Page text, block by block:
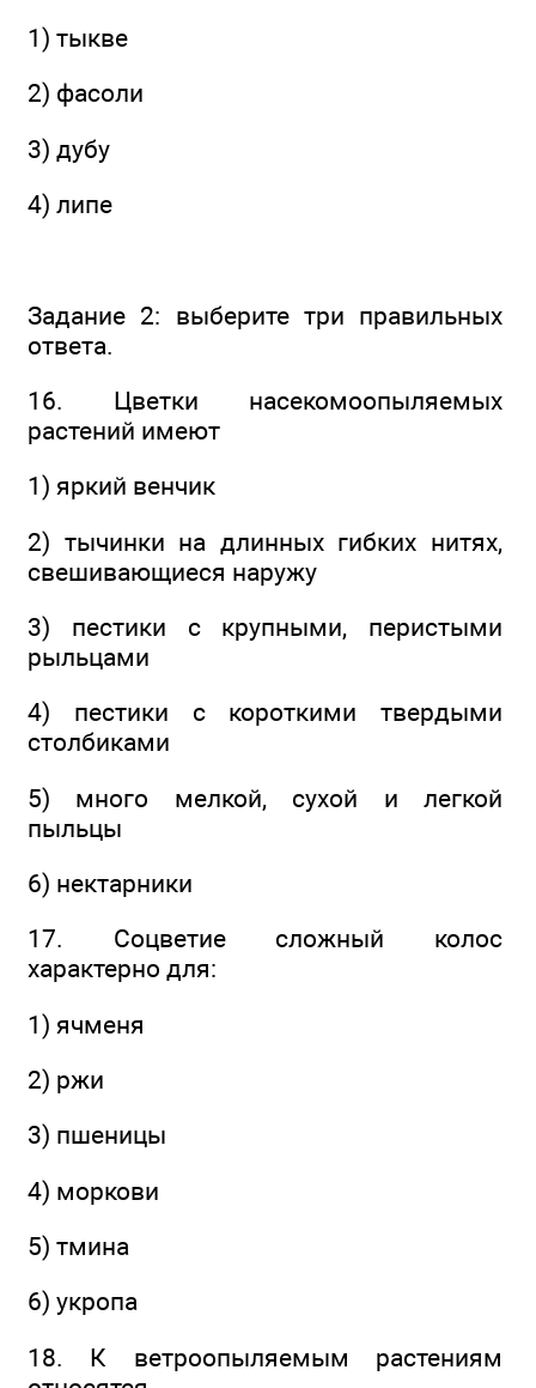
1) тыкве
2) фасоли
3) дубу
4) липе
Задание 2: выберите три правильных
ответа.
16. Цветки насекомоопыляемых
растений имеют
1) яркий венчик
2) тычинки на длинных гибких нитях,
свешивающиеся наружу
3) пестики с крупными, перистыми
рыльцами
4) пестики с короткими твердыми
столбиками
5) много мелкой, сухой и легкой
пыльцы
6) нектарники
17. Соцветие сложный колос
характерно для:
1) ячменя
2) ржи
3) пшеницы
4) моркови
5) тмина
6) укропа
18. К ветроопыляемым растениям